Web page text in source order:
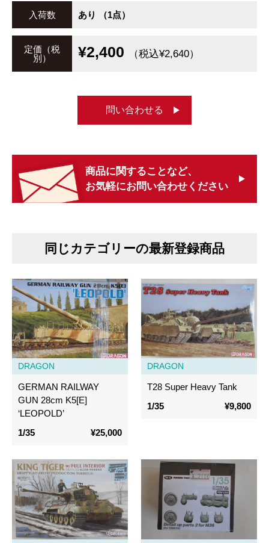
入荷数 あり （1点）
定価（税
別）
¥2,400 （税込¥2,640）
問い合わせる
商品に関することなど、
お気軽にお問い合わせください
同じカテゴリーの最新登録商品
DRAGON
GERMAN RAILWAY
GUN 28cm K5[E]
‘LEOPOLD’
1/35
¥25,000
DRAGON
T28 Super Heavy Tank
1/35
¥9,800